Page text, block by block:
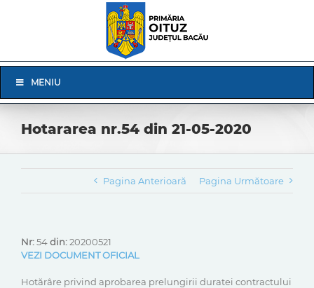
Navigation
MENIU
Hotararea nr.54 din 21-05-2020
Pagina Anterioară Pagina Următoare
Nr:54din:20200521
VEZI DOCUMENT OFICIAL
Hotărâre privind aprobarea prelungirii duratei contractului